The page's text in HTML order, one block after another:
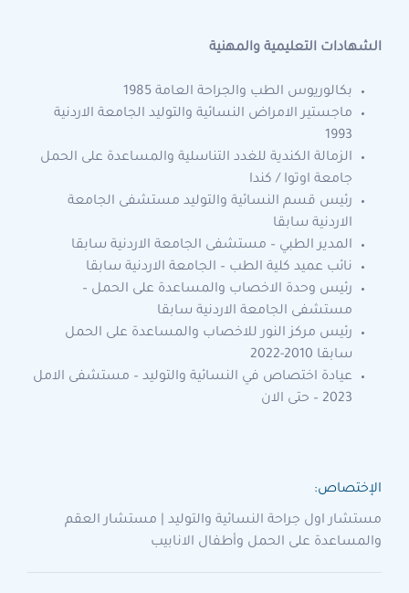
الشهادات التعليمية والمهنية
بكالوريوس الطب والجراحة العامة 1985
ماجستير الامراض النسائية والتوليد الجامعة الاردنية
1993
الزمالة الكندية للغدد التناسلية والمساعدة على الحمل
جامعة اوتوا / كندا
رئيس قسم النسائية والتوليد مستشفى الجامعة
الاردنية سابقا
المدير الطبي – مستشفى الجامعة الاردنية سابقا
نائب عميد كلية الطب – الجامعة الاردنية سابقا
رئيس وحدة الاخصاب والمساعدة على الحمل –
مستشفى الجامعة الاردنية سابقا
رئيس مركز النور للاخصاب والمساعدة على الحمل
سابقا 2010-2022
عيادة اختصاص في النسائية والتوليد – مستشفى الامل
2023 – حتى الان
الإختصاص:
مستشار اول جراحة النسائية والتوليد | مستشار العقم
والمساعدة على الحمل وأطفال الانابيب